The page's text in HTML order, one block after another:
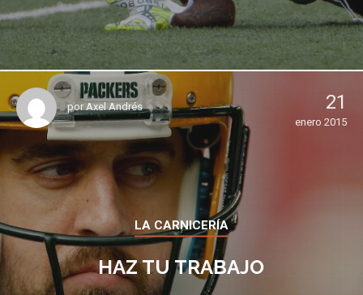
porAxel Andrés 21
enero 2015
LA CARNICERÍA
HAZ TU TRABAJO